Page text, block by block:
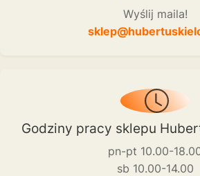
Wyślij maila!
Godziny pracy sklepu
pn-pt 10.00-
sb 10.00-14.00